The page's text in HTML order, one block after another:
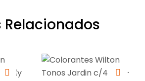
Relacionados